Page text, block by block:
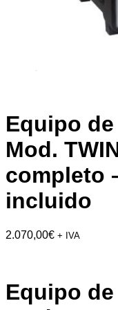
Equipo
Mod.
completo
incluido
2.070,00€ + IVA
Equipo